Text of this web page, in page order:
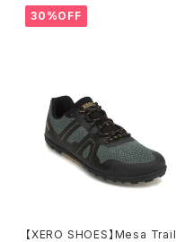
30%OFF
【XERO SHOES】Mesa Trail